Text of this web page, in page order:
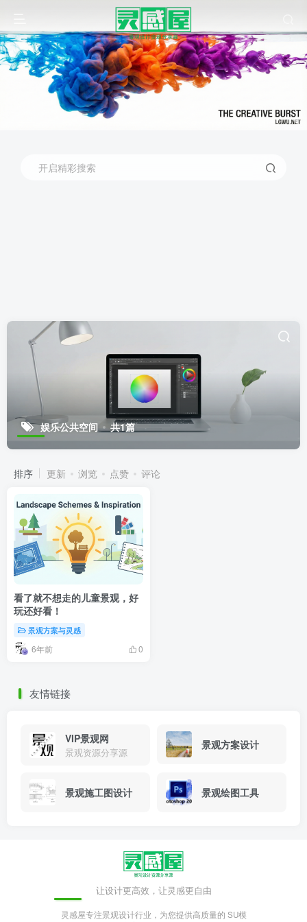
开启精彩搜索
娱乐公共空间 共1篇
排序 更新 浏览 点赞 评论
看了就不想走的儿童景观，好
玩还好看！
景观方案与灵感
6年前 0
友情链接
VIP景观网
景观资源分享源
景观方案设计
景观施工图设计 景观绘图工具
让设计更高效，让灵感更自由
灵感屋专注景观设计行业，为您提供高质量的 SU模